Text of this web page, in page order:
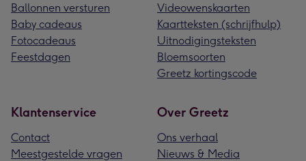
Ballonnen versturen
Baby cadeaus
Fotocadeaus
Feestdagen
Videowenskaarten
Kaartteksten (schrijfhulp)
Uitnodigingsteksten
Bloemsoorten
Greetz kortingscode
Klantenservice
Contact
Meestgestelde vragen
Over Greetz
Ons verhaal
Nieuws & Media